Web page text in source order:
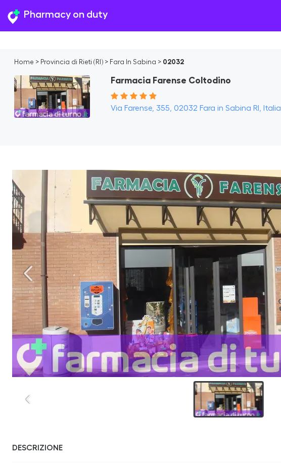
Pharmacy on duty
Home > Provincia di Rieti (RI) > Fara In Sabina > 02032
Farmacia Farense Coltodino
Via Farense, 355, 02032 Fara in Sabina RI, Italia
DESCRIZIONE